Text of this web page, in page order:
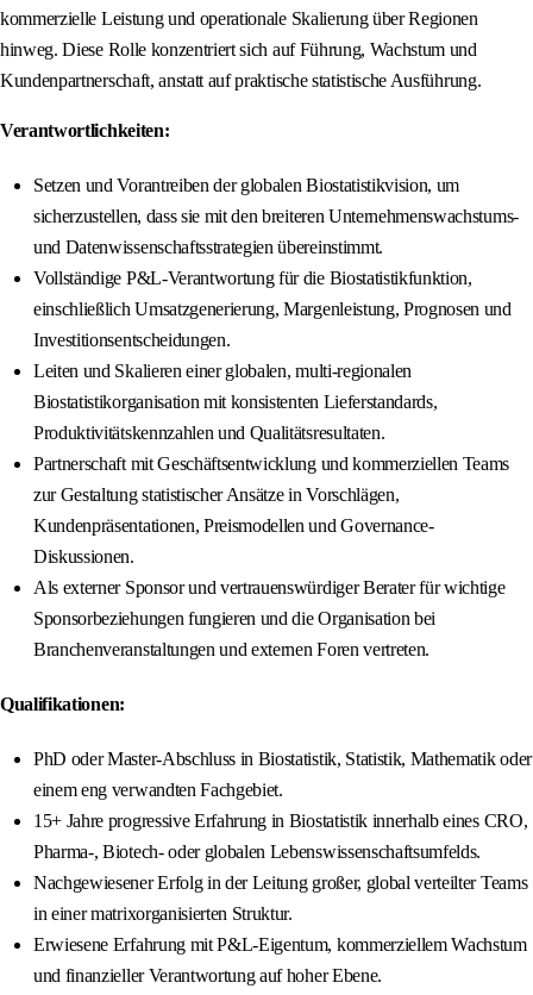
kommerzielle Leistung und operationale Skalierung über Regionen
hinweg. Diese Rolle konzentriert sich auf Führung, Wachstum und
Kundenpartnerschaft, anstatt auf praktische statistische Ausführung.
Verantwortlichkeiten:
Setzen und Vorantreiben der globalen Biostatistikvision, um
sicherzustellen, dass sie mit den breiteren Unternehmenswachstums-
und Datenwissenschaftsstrategien übereinstimmt.
Vollständige P&L-Verantwortung für die Biostatistikfunktion,
einschließlich Umsatzgenerierung, Margenleistung, Prognosen und
Investitionsentscheidungen.
Leiten und Skalieren einer globalen, multi-regionalen
Biostatistikorganisation mit konsistenten Lieferstandards,
Produktivitätskennzahlen und Qualitätsresultaten.
Partnerschaft mit Geschäftsentwicklung und kommerziellen Teams
zur Gestaltung statistischer Ansätze in Vorschlägen,
Kundenpräsentationen, Preismodellen und Governance-
Diskussionen.
Als externer Sponsor und vertrauenswürdiger Berater für wichtige
Sponsorbeziehungen fungieren und die Organisation bei
Branchenveranstaltungen und externen Foren vertreten.
Qualifikationen:
PhD oder Master-Abschluss in Biostatistik, Statistik, Mathematik oder
einem eng verwandten Fachgebiet.
15+ Jahre progressive Erfahrung in Biostatistik innerhalb eines CRO,
Pharma-, Biotech- oder globalen Lebenswissenschaftsumfelds.
Nachgewiesener Erfolg in der Leitung großer, global verteilter Teams
in einer matrixorganisierten Struktur.
Erwiesene Erfahrung mit P&L-Eigentum, kommerziellem Wachstum
und finanzieller Verantwortung auf hoher Ebene.